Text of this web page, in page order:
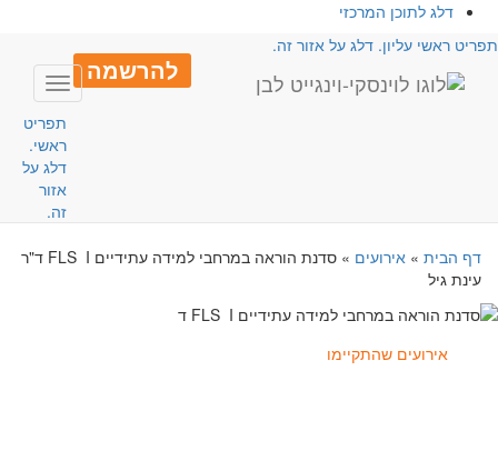
דלג לתוכן המרכזי
ראשי עליון. דלג על אזור זה.
להרשמה
Toggle
תפריט
ראשי.
דלג על
אזור
זה.
דף הבית» אירועים»
סדנת הוראה במרחבי למידה עתידיים FLS I ד"ר
עינת גיל
אירועים שהתקיימו